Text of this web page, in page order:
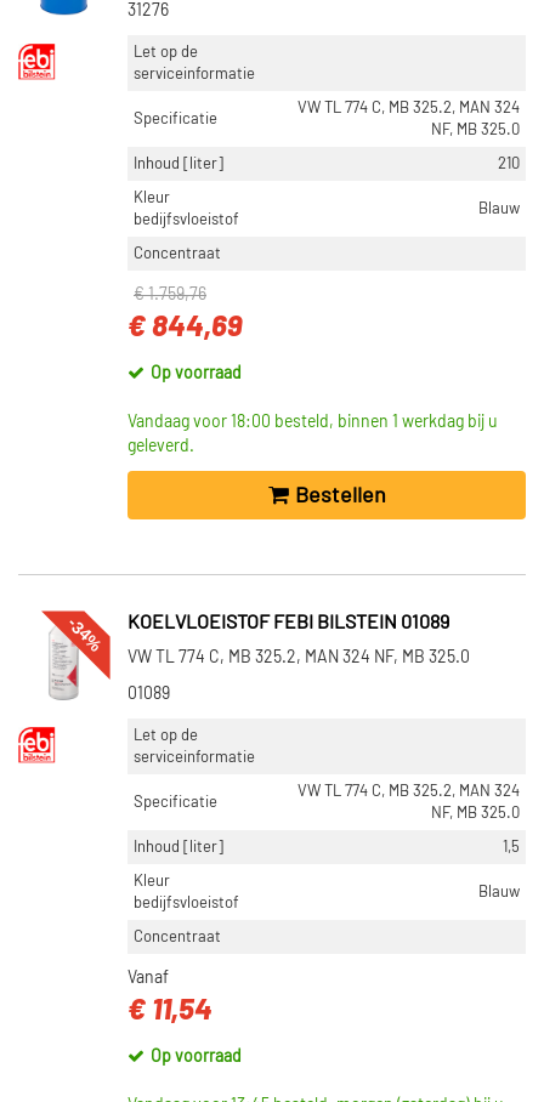
31276
Let op de
serviceinformatie
Specificatie
VW TL 774 C, MB 325.2, MAN 324
NF, MB 325.0
Inhoud [liter]
210
Kleur
bedijfsvloeistof
Blauw
Concentraat
€ 1.759,76
€ 844,69
Op voorraad
Vandaag voor 18:00 besteld, binnen 1 werkdag bij u
geleverd.
Bestellen
-34% KOELVLOEISTOF FEBI BILSTEIN 01089
VW TL 774 C, MB 325.2, MAN 324 NF, MB 325.0
01089
Let op de
serviceinformatie
Specificatie
VW TL 774 C, MB 325.2, MAN 324
NF, MB 325.0
Inhoud [liter]
1,5
Kleur
bedijfsvloeistof
Blauw
Concentraat
Vanaf
€ 11,54
Op voorraad